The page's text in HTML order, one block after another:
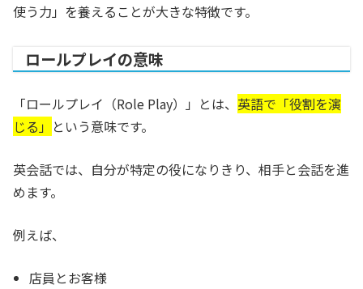
使う力」を養えることが大きな特徴です。
ロールプレイの意味
「ロールプレイ（Role Play）」とは、 英語で「役割を演
じる」 という意味です。
英会話では、自分が特定の役になりきり、相手と会話を進
めます。
例えば、
店員とお客様